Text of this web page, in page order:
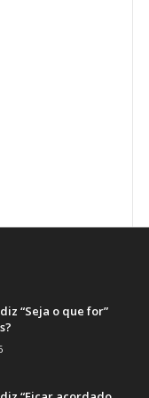
“Seja o que for”